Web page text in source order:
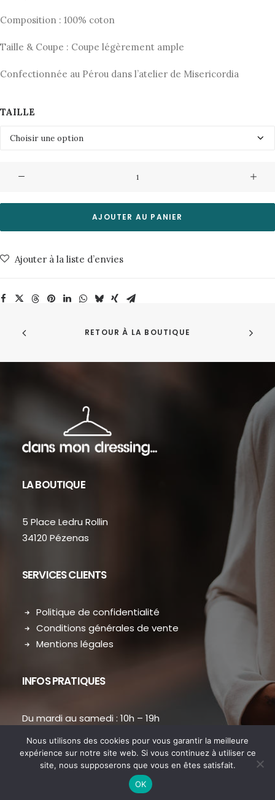
Composition : 100% coton
Taille & Coupe : Coupe légèrement ample
Confectionnée au Pérou dans l’atelier de Misericordia
TAILLE
Chemise
Washed
Misericordia
AJOUTER AU PANIER
Ajouter à la liste d’envies
RETOUR À LA BOUTIQUE
LA BOUTIQUE
5 Place Ledru Rollin
34120 Pézenas
SERVICES CLIENTS
Politique de confidentialité
Conditions générales de vente
Mentions légales
INFOS PRATIQUES
Du mardi au samedi : 10h – 19h
Téléphone : 04 67 31 38 73
Nous utilisons des cookies pour vous garantir la meilleure
expérience sur notre site web. Si vous continuez à utiliser ce
site, nous supposerons que vous en êtes satisfait.
OK